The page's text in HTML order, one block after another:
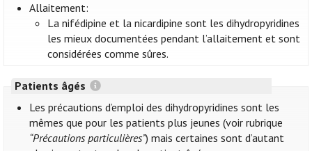
Allaitement:
La nifédipine et la nicardipine sont les dihydropyridines
les mieux documentées pendant l’allaitement et sont
considérées comme sûres.
Patients âgés
Les précautions d’emploi des dihydropyridines sont les
mêmes que pour les patients plus jeunes (voir rubrique
“Précautions particulières”) mais certaines sont d’autant